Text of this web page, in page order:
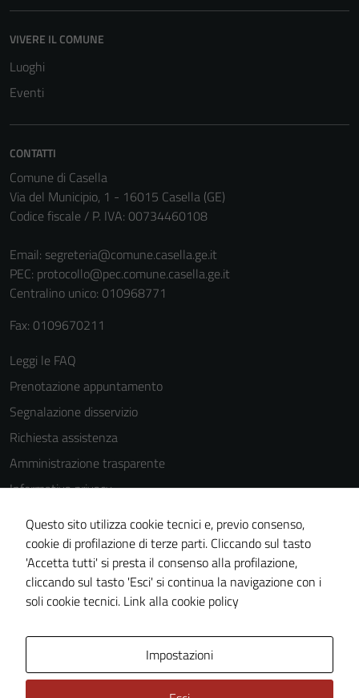
VIVERE IL COMUNE
Luoghi
Eventi
CONTATTI
Comune di Casella
Via del Municipio, 1 - 16015 Casella (GE)
Codice fiscale / P. IVA: 00734460108
Email: segreteria@comune.casella.ge.it
PEC: protocollo@pec.comune.casella.ge.it
Centralino unico: 010968771
Fax: 0109670211
Leggi le FAQ
Prenotazione appuntamento
Segnalazione disservizio
Richiesta assistenza
Amministrazione trasparente
Informativa privacy
Cookie Policy
Note legali
Dichiarazione di accessibilità
Piano di miglioramento del sito
Questo sito utilizza cookie tecnici e, previo consenso,
cookie di profilazione di terze parti. Cliccando sul tasto
'Accetta tutti' si presta il consenso alla profilazione,
cliccando sul tasto 'Esci' si continua la navigazione con i
soli cookie tecnici. Link alla cookie policy
Impostazioni
disabilitati.
Questi cookie
informazioni
personali.
possono
essere
utilizzati
anche per la
profilazione.
disabilitazione
di questi
cookies può